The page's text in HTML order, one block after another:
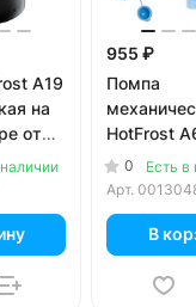
A19
на
от
(в
955 ₽
Помпа
HotFrost
0
Есть в
Арт.
В